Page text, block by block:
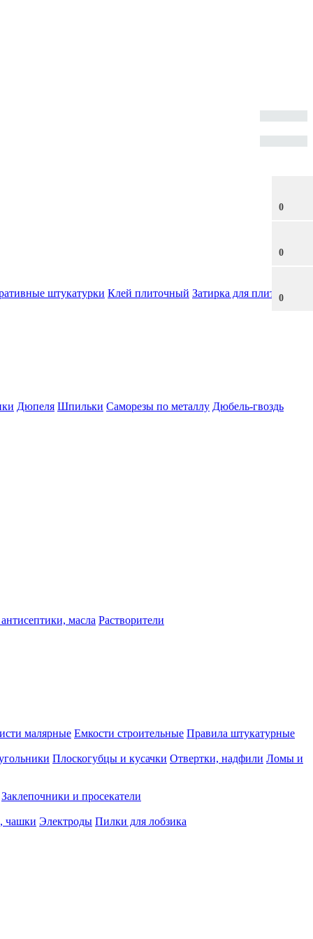
0
0
0
штукатурки Клей плиточный Затирка для плитки
Дюпеля Шпильки Саморезы по металлу Дюбель-гвоздь
масла Растворители
малярные Емкости строительные Правила штукатурные
Плоскогубцы и кусачки Отвертки, надфили Ломы и
Заклепочники и просекатели
чашки Электроды Пилки для лобзика